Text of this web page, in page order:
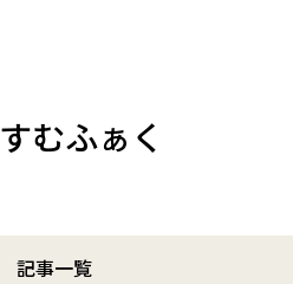
すむふぁく
記事一覧